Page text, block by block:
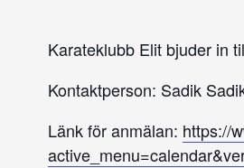
Karateklubb Elit bjuder in
Kontaktperson: Sadik
Länk för anmälan: https://